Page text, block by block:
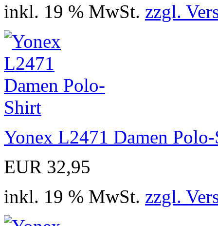
inkl. 19 % MwSt. zzgl.
Yonex L2471 Damen
EUR 32,95
inkl. 19 % MwSt. zzgl.